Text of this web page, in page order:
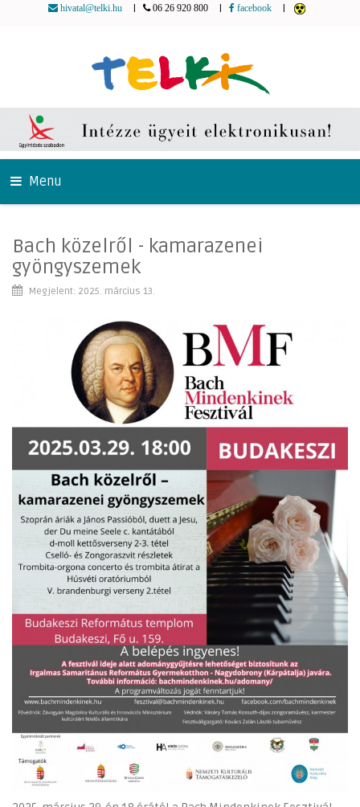
hivatal@telki.hu 06 26 920 800 facebook
Menu
Bach közelről - kamarazenei
gyöngyszemek
Megjelent: 2025. március 13.